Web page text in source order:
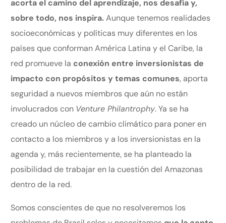
acorta el camino del aprendizaje, nos desafía y,
sobre todo, nos inspira.Aunque tenemos realidades
socioeconómicas y políticas muy diferentes en los
países que conforman América Latina y el Caribe, la
red promueve la conexión entre inversionistas de
impacto con propósitos y temas comunes, aporta
seguridad a nuevos miembros que aún no están
involucrados con Venture Philantrophy. Ya se ha
creado un núcleo de cambio climático para poner en
contacto a los miembros y a los inversionistas en la
agenda y, más recientemente, se ha planteado la
posibilidad de trabajar en la cuestión del Amazonas
dentro de la red.
Somos conscientes de que no resolveremos los